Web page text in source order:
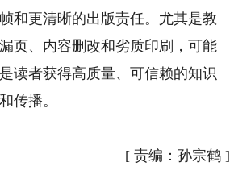
和更清晰的出版责任。尤其是教
页、内容删改和劣质印刷，可能
读者获得高质量、可信赖的知识
传播。
[ 责编：孙宗鹤]